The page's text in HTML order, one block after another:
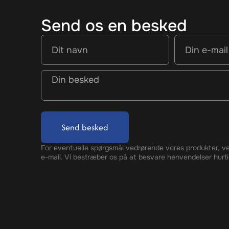
Send os en besked
Send besked
For eventuelle spørgsmål vedrørende vores produkter,
e-mail. Vi bestræber os på at besvare henvendelser